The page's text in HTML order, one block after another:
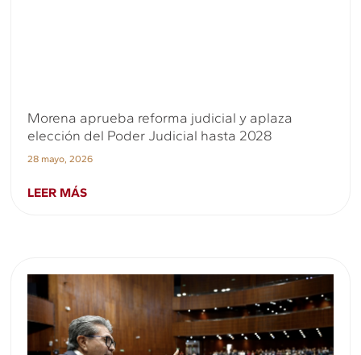
Morena aprueba reforma judicial y aplaza
elección del Poder Judicial hasta 2028
28 mayo, 2026
LEER MÁS